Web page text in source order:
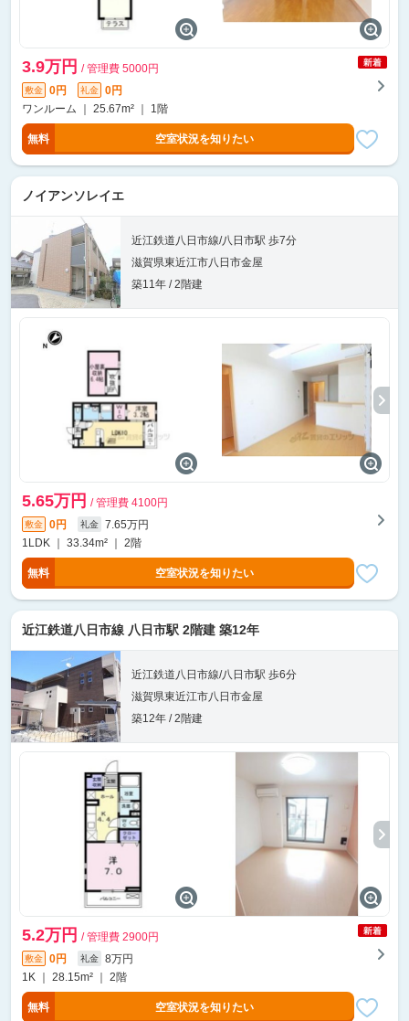
3.9万円 / 管理費 5000円
敷金 0円 礼金
0円
ワンルーム ｜ 25.67m² ｜ 1階
無料 空室状況を知りたい
ノイアンソレイエ
近江鉄道八日市線/八日市駅 歩7分
滋賀県東近江市八日市金屋
築11年 / 2階建
5.65万円 / 管理費 4100円
敷金 0円 礼金
7.65万円
1LDK ｜ 33.34m² ｜ 2階
無料 空室状況を知りたい
近江鉄道八日市線 八日市駅 2階建 築12年
近江鉄道八日市線/八日市駅 歩6分
滋賀県東近江市八日市金屋
築12年 / 2階建
5.2万円 / 管理費 2900円
敷金 0円 礼金
8万円
1K ｜ 28.15m² ｜ 2階
無料 空室状況を知りたい